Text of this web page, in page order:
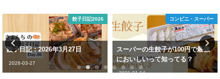
コンビニ・スーパー
スーパーの生餃子が100円で最強
においしいって知ってる？
2021-01-14
駅名
デートにオススメ！東京で餃子が
美味しいお店5選
2023-05-28